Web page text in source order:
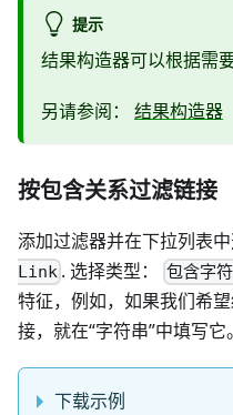
提示
结果构造器可以根据需
另请参阅： 结果构造器
按包含关系过滤链接
添加过滤器并在下拉列表中
Link . 选择类型：包含字
特征，例如，如果我们希
接，就在“字符串”中填写它。
下载示例